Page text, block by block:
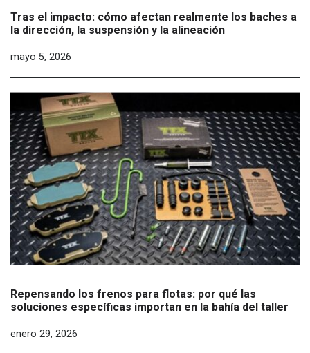
Tras el impacto: cómo afectan realmente los baches a
la dirección, la suspensión y la alineación
mayo 5, 2026
Repensando los frenos para flotas: por qué las
soluciones específicas importan en la bahía del taller
enero 29, 2026